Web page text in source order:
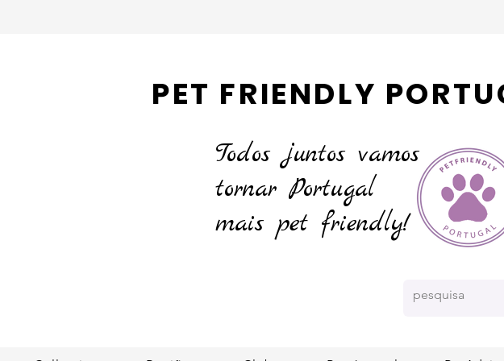
PET FRIENDLY
Todos juntos vamos
tornarPortugal
mais pet friendly!